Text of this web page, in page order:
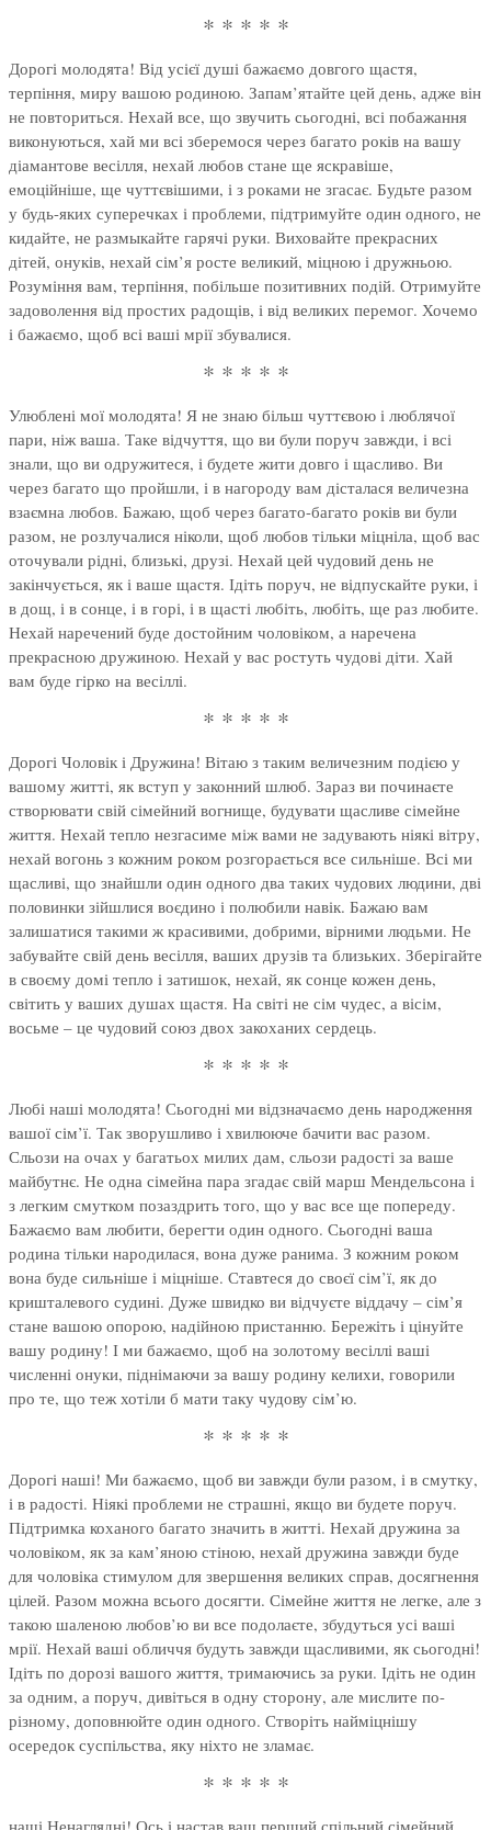
* * * * *
Дорогі молодята! Від усієї душі бажаємо довгого щастя,
терпіння, миру вашою родиною. Запам’ятайте цей день, адже він
не повториться. Нехай все, що звучить сьогодні, всі побажання
виконуються, хай ми всі зберемося через багато років на вашу
діамантове весілля, нехай любов стане ще яскравіше,
емоційніше, ще чуттєвішими, і з роками не згасає. Будьте разом
у будь-яких суперечках і проблеми, підтримуйте один одного, не
кидайте, не размыкайте гарячі руки. Виховайте прекрасних
дітей, онуків, нехай сім’я росте великий, міцною і дружньою.
Розуміння вам, терпіння, побільше позитивних подій. Отримуйте
задоволення від простих радощів, і від великих перемог. Хочемо
і бажаємо, щоб всі ваші мрії збувалися.
* * * * *
Улюблені мої молодята! Я не знаю більш чуттєвою і люблячої
пари, ніж ваша. Таке відчуття, що ви були поруч завжди, і всі
знали, що ви одружитеся, і будете жити довго і щасливо. Ви
через багато що пройшли, і в нагороду вам дісталася величезна
взаємна любов. Бажаю, щоб через багато-багато років ви були
разом, не розлучалися ніколи, щоб любов тільки міцніла, щоб вас
оточували рідні, близькі, друзі. Нехай цей чудовий день не
закінчується, як і ваше щастя. Ідіть поруч, не відпускайте руки, і
в дощ, і в сонце, і в горі, і в щасті любіть, любіть, ще раз любите.
Нехай наречений буде достойним чоловіком, а наречена
прекрасною дружиною. Нехай у вас ростуть чудові діти. Хай
вам буде гірко на весіллі.
* * * * *
Дорогі Чоловік і Дружина! Вітаю з таким величезним подією у
вашому житті, як вступ у законний шлюб. Зараз ви починаєте
створювати свій сімейний вогнище, будувати щасливе сімейне
життя. Нехай тепло незгасиме між вами не задувають ніякі вітру,
нехай вогонь з кожним роком розгорається все сильніше. Всі ми
щасливі, що знайшли один одного два таких чудових людини, дві
половинки зійшлися воєдино і полюбили навік. Бажаю вам
залишатися такими ж красивими, добрими, вірними людьми. Не
забувайте свій день весілля, ваших друзів та близьких. Зберігайте
в своєму домі тепло і затишок, нехай, як сонце кожен день,
світить у ваших душах щастя. На світі не сім чудес, а вісім,
восьме – це чудовий союз двох закоханих сердець.
* * * * *
Любі наші молодята! Сьогодні ми відзначаємо день народження
вашої сім’ї. Так зворушливо і хвилююче бачити вас разом.
Сльози на очах у багатьох милих дам, сльози радості за ваше
майбутнє. Не одна сімейна пара згадає свій марш Мендельсона і
з легким смутком позаздрить того, що у вас все ще попереду.
Бажаємо вам любити, берегти один одного. Сьогодні ваша
родина тільки народилася, вона дуже ранима. З кожним роком
вона буде сильніше і міцніше. Ставтеся до своєї сім’ї, як до
кришталевого судині. Дуже швидко ви відчуєте віддачу – сім’я
стане вашою опорою, надійною пристанню. Бережіть і цінуйте
вашу родину! І ми бажаємо, щоб на золотому весіллі ваші
численні онуки, піднімаючи за вашу родину келихи, говорили
про те, що теж хотіли б мати таку чудову сім’ю.
* * * * *
Дорогі наші! Ми бажаємо, щоб ви завжди були разом, і в смутку,
і в радості. Ніякі проблеми не страшні, якщо ви будете поруч.
Підтримка коханого багато значить в житті. Нехай дружина за
чоловіком, як за кам’яною стіною, нехай дружина завжди буде
для чоловіка стимулом для звершення великих справ, досягнення
цілей. Разом можна всього досягти. Сімейне життя не легке, але з
такою шаленою любов’ю ви все подолаєте, збудуться усі ваші
мрії. Нехай ваші обличчя будуть завжди щасливими, як сьогодні!
Ідіть по дорозі вашого життя, тримаючись за руки. Ідіть не один
за одним, а поруч, дивіться в одну сторону, але мислите по-
різному, доповнюйте один одного. Створіть найміцнішу
осередок суспільства, яку ніхто не зламає.
* * * * *